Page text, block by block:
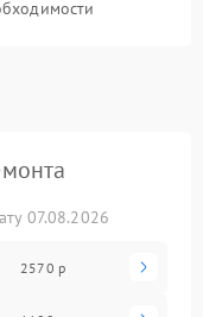
07.08.2026
2570 р